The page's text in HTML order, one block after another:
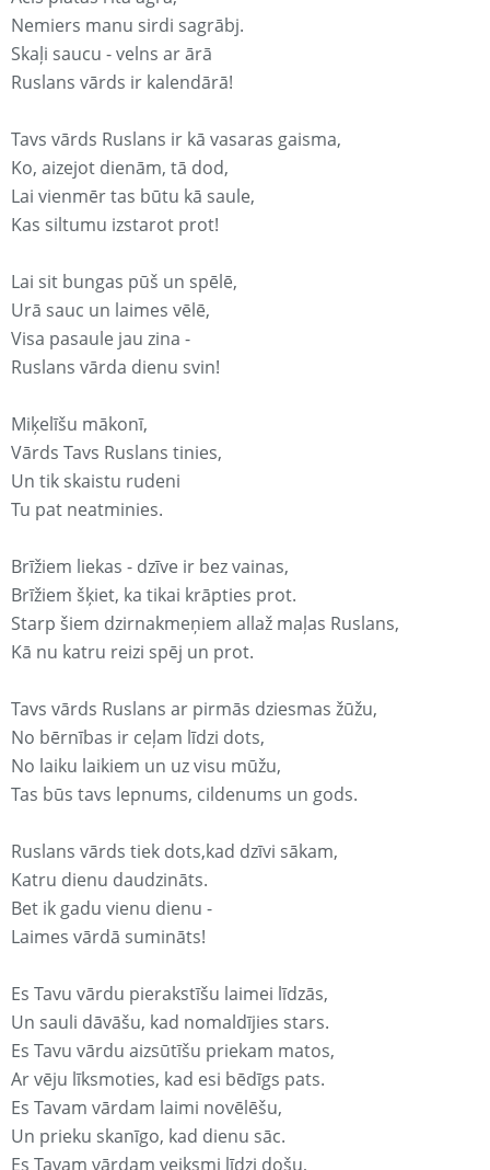
Nemiers manu sirdi sagrābj.
Skaļi saucu - velns ar ārā
Ruslans vārds ir kalendārā!
Tavs vārds Ruslans ir kā vasaras gaisma,
Ko, aizejot dienām, tā dod,
Lai vienmēr tas būtu kā saule,
Kas siltumu izstarot prot!
Lai sit bungas pūš un spēlē,
Urā sauc un laimes vēlē,
Visa pasaule jau zina -
Ruslans vārda dienu svin!
Miķelīšu mākonī,
Vārds Tavs Ruslans tinies,
Un tik skaistu rudeni
Tu pat neatminies.
Brīžiem liekas - dzīve ir bez vainas,
Brīžiem šķiet, ka tikai krāpties prot.
Starp šiem dzirnakmeņiem allaž maļas Ruslans,
Kā nu katru reizi spēj un prot.
Tavs vārds Ruslans ar pirmās dziesmas žūžu,
No bērnības ir ceļam līdzi dots,
No laiku laikiem un uz visu mūžu,
Tas būs tavs lepnums, cildenums un gods.
Ruslans vārds tiek dots,kad dzīvi sākam,
Katru dienu daudzināts.
Bet ik gadu vienu dienu -
Laimes vārdā sumināts!
Es Tavu vārdu pierakstīšu laimei līdzās,
Un sauli dāvāšu, kad nomaldījies stars.
Es Tavu vārdu aizsūtīšu priekam matos,
Ar vēju līksmoties, kad esi bēdīgs pats.
Es Tavam vārdam laimi novēlēšu,
Un prieku skanīgo, kad dienu sāc.
Es Tavam vārdam veiksmi līdzi došu,